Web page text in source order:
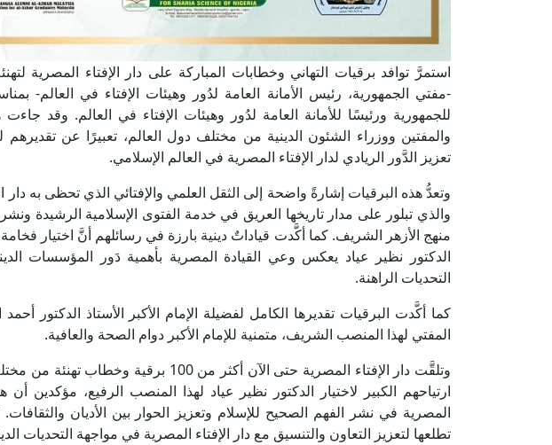
استمرَّ توافد برقيات التهاني وخطابات المباركة على دار الإفتاء المصرية
-مفتي الجمهورية، رئيس الأمانة العامة لدُور وهيئات الإفتاء في العالم-
للجمهورية ورئيسًا للأمانة العامة لدُور وهيئات الإفتاء في العالم. وقد
والمفتين ووزراء الشئون الدينية من مختلف دول العالم، تعبيرًا عن
تعزيز الدَّور الريادي لدار الإفتاء المصرية في العالم الإسلامي.
وتعدُّ هذه البرقيات إشارةً واضحة إلى الثقل العلمي والإفتائي الذي تحظى به دار
والذي تبلور على مدار تاريخها العريق في خدمة الفتوى الإسلامية الرشيدة
منهج الأزهر الشريف. كما أكَّدت قياداتٌ دينية بارزة في رسائلهم أنَّ اختيار
الدكتور نظير عياد يعكس وعي القيادة المصرية بأهمية دَور المؤسسات
التحديات الراهنة.
كما أكَّدت البرقيات تقديرها الكامل لفضيلة الإمام الأكبر الأستاذ الدكتور
المفتي لهذا المنصب الشريف، متمنية للإمام الأكبر دوام الصحة والعافية.
وتلقَّت دار الإفتاء المصرية حتى الآن أكثر من
ارتياحهم الكبير لاختيار الدكتور نظير عياد لهذا المنصب الرفيع، مؤكدين أن
المصرية في نشر الفهم الصحيح للإسلام وتعزيز الحوار بين الأديان
تطلعها لتعزيز التعاون والتنسيق مع دار الإفتاء المصرية في مواجهة التحديات